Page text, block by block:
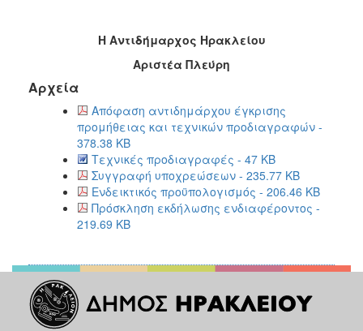
Η Αντιδήμαρχος Ηρακλείου
Αριστέα Πλεύρη
Αρχεία
Απόφαση αντιδημάρχου έγκρισης
προμήθειας και τεχνικών προδιαγραφών -
378.38 KB
Τεχνικές προδιαγραφές - 47 KB
Συγγραφή υποχρεώσεων - 235.77 KB
Ενδεικτικός προϋπολογισμός - 206.46 KB
Πρόσκληση εκδήλωσης ενδιαφέροντος -
219.69 KB